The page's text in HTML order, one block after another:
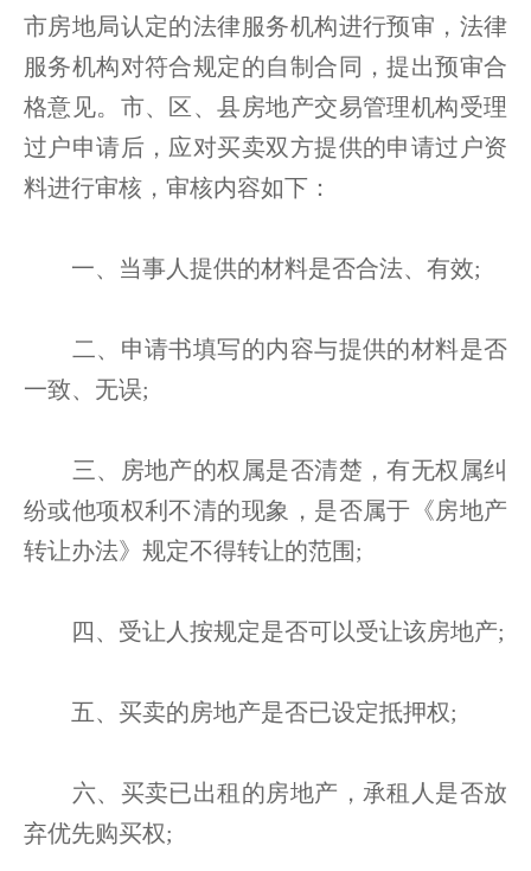
市房地局认定的法律服务机构进行预审，法律
服务机构对符合规定的自制合同，提出预审合
格意见。市、区、县房地产交易管理机构受理
过户申请后，应对买卖双方提供的申请过户资
料进行审核，审核内容如下：
一、当事人提供的材料是否合法、有效;
二、申请书填写的内容与提供的材料是否
一致、无误;
三、房地产的权属是否清楚，有无权属纠
纷或他项权利不清的现象，是否属于《房地产
转让办法》规定不得转让的范围;
四、受让人按规定是否可以受让该房地产;
五、买卖的房地产是否已设定抵押权;
六、买卖已出租的房地产，承租人是否放
弃优先购买权;